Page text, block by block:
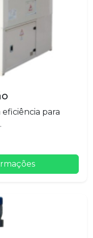
para